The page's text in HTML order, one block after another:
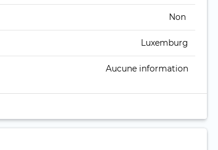
Non
Luxemburg
Aucune information